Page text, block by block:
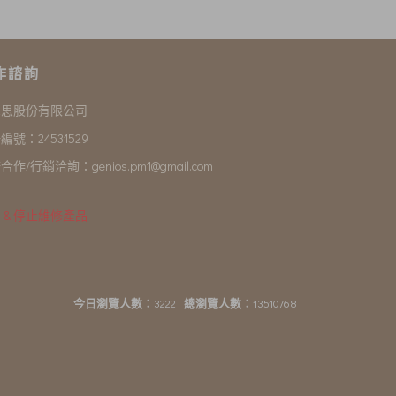
諮詢
股份有限公司
號：24531529
作/行銷洽詢：genios.pm1@gmail.com
& 停止維修產品
今日瀏覽人數： 3222 總瀏覽人數： 13510768